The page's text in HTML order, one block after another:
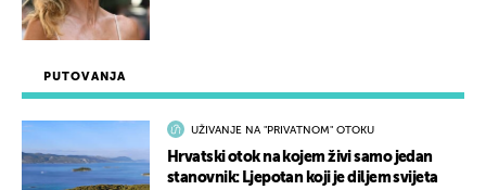
PUTOVANJA
UŽIVANJE NA "PRIVATNOM" OTOKU
Hrvatski otok na kojem živi samo jedan
stanovnik: Ljepotan koji je diljem svijeta